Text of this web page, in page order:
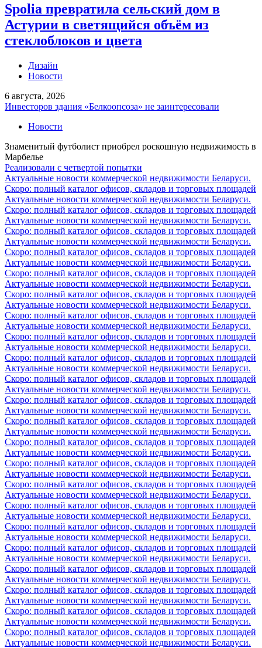
Spolia превратила сельский дом в
Астурии в светящийся объём из
стеклоблоков и цвета
Дизайн
Новости
6 августа, 2026
Инвесторов здания «Белкоопсоза» не заинтересовали
Новости
Знаменитый футболист приобрел роскошную недвижимость в
Марбелье
Реализовали с четвертой попытки
Актуальные новости коммерческой недвижимости Беларуси.
Скоро: полный каталог офисов, складов и торговых площадей
Актуальные новости коммерческой недвижимости Беларуси.
Скоро: полный каталог офисов, складов и торговых площадей
Актуальные новости коммерческой недвижимости Беларуси.
Скоро: полный каталог офисов, складов и торговых площадей
Актуальные новости коммерческой недвижимости Беларуси.
Скоро: полный каталог офисов, складов и торговых площадей
Актуальные новости коммерческой недвижимости Беларуси.
Скоро: полный каталог офисов, складов и торговых площадей
Актуальные новости коммерческой недвижимости Беларуси.
Скоро: полный каталог офисов, складов и торговых площадей
Актуальные новости коммерческой недвижимости Беларуси.
Скоро: полный каталог офисов, складов и торговых площадей
Актуальные новости коммерческой недвижимости Беларуси.
Скоро: полный каталог офисов, складов и торговых площадей
Актуальные новости коммерческой недвижимости Беларуси.
Скоро: полный каталог офисов, складов и торговых площадей
Актуальные новости коммерческой недвижимости Беларуси.
Скоро: полный каталог офисов, складов и торговых площадей
Актуальные новости коммерческой недвижимости Беларуси.
Скоро: полный каталог офисов, складов и торговых площадей
Актуальные новости коммерческой недвижимости Беларуси.
Скоро: полный каталог офисов, складов и торговых площадей
Актуальные новости коммерческой недвижимости Беларуси.
Скоро: полный каталог офисов, складов и торговых площадей
Актуальные новости коммерческой недвижимости Беларуси.
Скоро: полный каталог офисов, складов и торговых площадей
Актуальные новости коммерческой недвижимости Беларуси.
Скоро: полный каталог офисов, складов и торговых площадей
Актуальные новости коммерческой недвижимости Беларуси.
Скоро: полный каталог офисов, складов и торговых площадей
Актуальные новости коммерческой недвижимости Беларуси.
Скоро: полный каталог офисов, складов и торговых площадей
Актуальные новости коммерческой недвижимости Беларуси.
Скоро: полный каталог офисов, складов и торговых площадей
Актуальные новости коммерческой недвижимости Беларуси.
Скоро: полный каталог офисов, складов и торговых площадей
Актуальные новости коммерческой недвижимости Беларуси.
Скоро: полный каталог офисов, складов и торговых площадей
Актуальные новости коммерческой недвижимости Беларуси.
Скоро: полный каталог офисов, складов и торговых площадей
Актуальные новости коммерческой недвижимости Беларуси.
Скоро: полный каталог офисов, складов и торговых площадей
Актуальные новости коммерческой недвижимости Беларуси.